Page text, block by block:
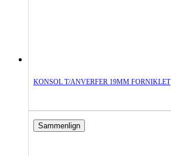
KONSOL T/ANVERFER 19MM FORNIKLET
Sammenlign